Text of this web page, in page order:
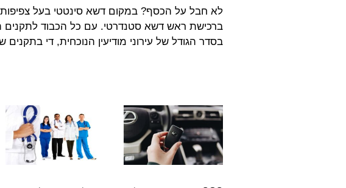
לא חבל על הכסף? במקום דשא סינטטי בעל
ברכישת ראש דשא סטנדרטי. עם כל הכבוד לתקנים
בסדר הגודל של עירוני מודיעין הנוכחית, די